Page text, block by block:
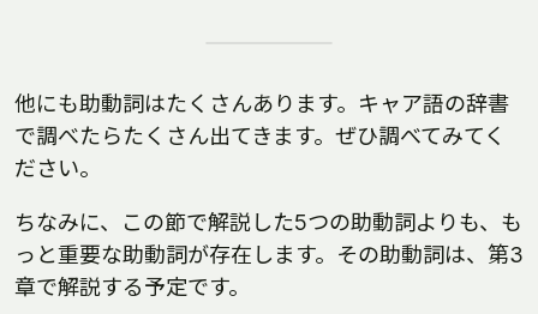
他にも助動詞はたくさんあります。キャア語の辞書
で調べたらたくさん出てきます。ぜひ調べてみてく
ださい。
ちなみに、この節で解説した5つの助動詞よりも、も
っと重要な助動詞が存在します。その助動詞は、第3
章で解説する予定です。